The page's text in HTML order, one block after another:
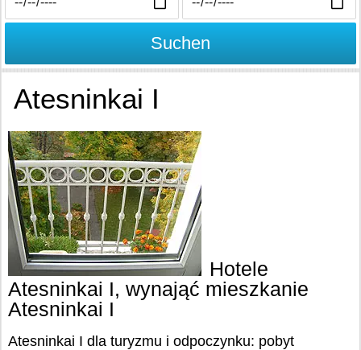
Suchen
Atesninkai I
Hotele
Atesninkai I, wynająć mieszkanie
Atesninkai I
Atesninkai I dla turyzmu i odpoczynku: pobyt